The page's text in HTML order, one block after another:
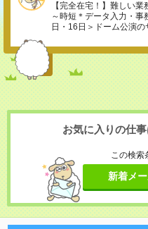
【完全在宅！】難しい
～時短＊データ入力・事
日・16日＞ドーム公演
お気に入りの仕
この検索
新着メ